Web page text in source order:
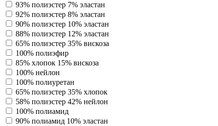
93% полиэстер 7% эластан
92% полиэстер 8% эластан
90% полиэстер 10% эластан
88% полиэстер 12% эластан
65% полиэстер 35% вискоза
100% полиэфир
85% хлопок 15% вискоза
100% нейлон
100% полиуретан
65% полиэстер 35% хлопок
58% полиэстер 42% нейлон
100% полиамид
90% полиамид 10% эластан